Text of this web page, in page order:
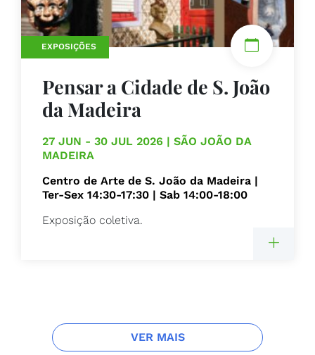
EXPOSIÇÕES
Pensar a Cidade de S. João
da Madeira
27 JUN - 30 JUL 2026 | SÃO JOÃO DA
MADEIRA
Centro de Arte de S. João da Madeira |
Ter-Sex 14:30-17:30 | Sab 14:00-18:00
Exposição coletiva.
VER MAIS